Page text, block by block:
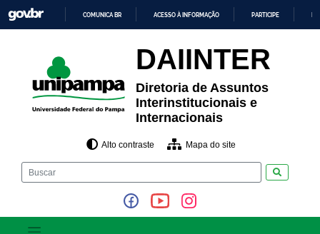
para
o
O
CONTEÚDO
COMUNICA BR ACESSO À INFORMAÇÃO PARTICIPE
DAIINTER
Diretoria de Assuntos
Interinstitucionais e
Internacionais
Alto contraste Mapa do site